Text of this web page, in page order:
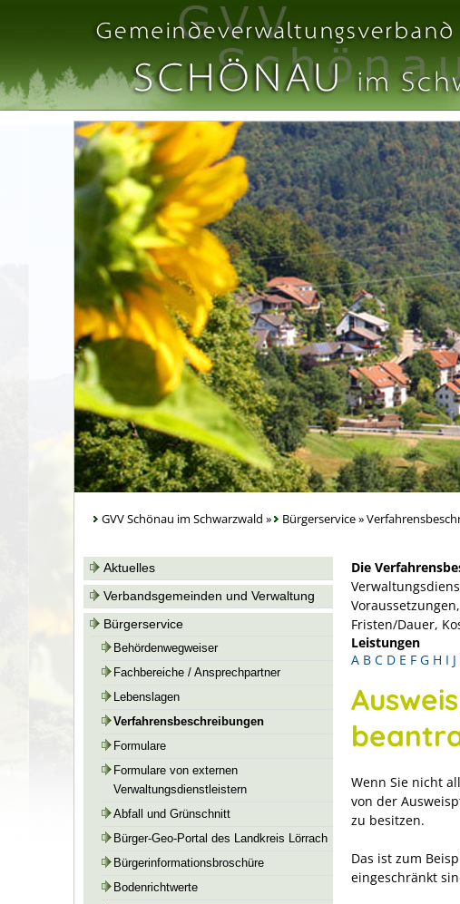
GVV Schönau im Schwarzwald » Bürgerservice»
Aktuelles
Verbandsgemeinden und Verwaltung
Bürgerservice
Behördenwegweiser
Fachbereiche / Ansprechpartner
Lebenslagen
Verfahrensbeschreibungen
Formulare
Formulare von externen
Verwaltungsdienstleistern
Abfall und Grünschnitt
Bürger-Geo-Portal des Landkreis Lörrach
Bürgerinformationsbroschüre
Bodenrichtwerte
Die
Fristen/Dauer,
Leistungen
A B C D E F G H I J
Wenn Sie nicht
von der
zu besitzen.
Das ist zum
eingeschränkt